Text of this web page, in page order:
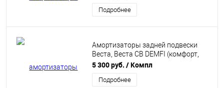
Подробнее
Амортизаторы задней подвески
Веста, Веста СВ DEMFI (комфорт,
газомасляные) 2шт SRC8010
5 300 руб. / Компл
Подробнее